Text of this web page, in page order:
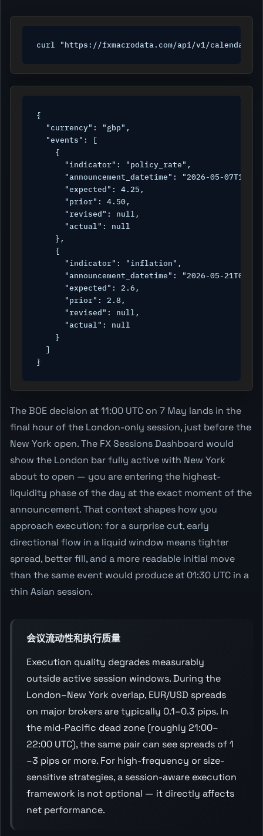
curl "https://fxmacrodata.com/api/v1/calendar/
{
  "currency": "gbp",
  "events": [
    {
      "indicator": "policy_rate",
"announcement_datetime": "2026-05-
      "expected": 4.25,
      "prior": 4.50,
      "revised": null,
      "actual": null
    },
    {
      "indicator": "inflation",
"announcement_datetime": "2026-05-
      "expected": 2.6,
      "prior": 2.8,
      "revised": null,
      "actual": null
    }
  ]
}
The BOE decision at 11:00 UTC on 7 May lands in the
final hour of the London-only session, just before the
New York open. The FX Sessions Dashboard would
show the London bar fully active with New York
about to open — you are entering the highest-
liquidity phase of the day at the exact moment of the
announcement. That context shapes how you
approach execution: for a surprise cut, early
directional flow in a liquid window means tighter
spread, better fill, and a more readable initial move
than the same event would produce at 01:30 UTC in a
thin Asian session.
会议流动性和执行质量
Execution quality degrades measurably
outside active session windows. During the
London–New York overlap, EUR/USD spreads
on major brokers are typically 0.1–0.3 pips. In
the mid-Pacific dead zone (roughly 21:00–
22:00 UTC), the same pair can see spreads of 1
–3 pips or more. For high-frequency or size-
sensitive strategies, a session-aware execution
framework is not optional — it directly affects
net performance.